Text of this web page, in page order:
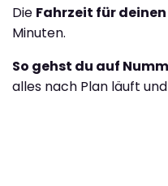
Die Fahrzeit für
Minuten.
So gehst du auf
alles nach Plan läuft